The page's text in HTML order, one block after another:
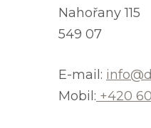
Nahořany 115
549 07
E-mail:
Mobil: +420